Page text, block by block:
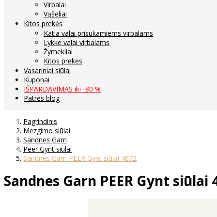
Virbalai
Vąšeliai
Kitos prekės
Katia valai prisukamiems virbalams
Lykke valai virbalams
Žymekliai
Kitos prekės
Vasariniai siūlai
Kuponai
IŠPARDAVIMAS iki -80 %
Patrės blog
Pagrindinis
Mezgimo siūlai
Sandnes Garn
Peer Gynt siūlai
Sandnes Garn PEER Gynt siūlai 4672
Sandnes Garn PEER Gynt siūlai